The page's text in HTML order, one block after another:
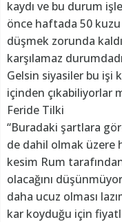
kaydı ve bu durum
önce haftada 50
düşmek zorunda
karşılamaz
Gelsin siyasiler bu işi
içinden çıkabiliyorlar
Feride Tilki
“Buradaki şartlara
de dahil olmak üzere
kesim Rum
olacağını
daha ucuz olması
kar koyduğu için